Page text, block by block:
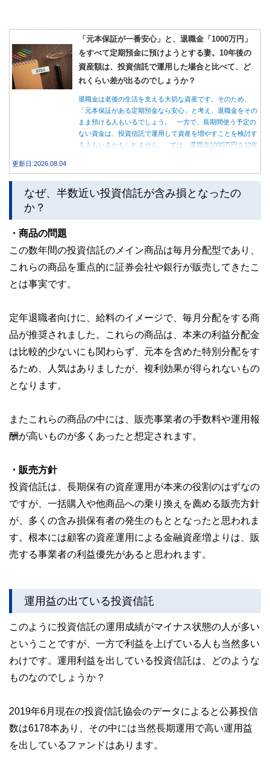
「元本保証が一番安心」と、退職金「1000万円」
をすべて定期預金に預けようとする妻。10年後の
資産額は、投資信託で運用した場合と比べて、ど
れくらい差が出るのでしょうか？
退職金は老後の生活を支える大切な資産です。そのため、
「元本保証がある定期預金なら安心」と考え、退職金をその
まま預ける人もいるでしょう。 一方で、長期間使う予定の
ない資金は、投資信託で運用して資産を増やすことを検討す
る人もいるかもしれません。 では、退職金1000万円を10年
レーションします。
更新日:2026.08.04
なぜ、半数近い投資信託が含み損となったの
か？
・商品の問題
この数年間の投資信託のメイン商品は毎月分配型であり、
これらの商品を重点的に証券会社や銀行が販売してきたこ
とは事実です。
定年退職者向けに、給料のイメージで、毎月分配をする商
品が推奨されました。これらの商品は、本来の利益分配金
は比較的少ないにも関わらず、元本を含めた特別分配をす
るため、人気はありましたが、複利効果が得られないもの
となります。
またこれらの商品の中には、販売事業者の手数料や運用報
酬が高いものが多くあったと想定されます。
・販売方針
投資信託は、長期保有の資産運用が本来の役割のはずなの
ですが、一括購入や他商品への乗り換えを薦める販売方針
が、多くの含み損保有者の発生のもととなったと思われま
す。根本には顧客の資産運用による金融資産増よりは、販
売する事業者の利益優先があると思われます。
運用益の出ている投資信託
このように投資信託の運用成績がマイナス状態の人が多い
ということですが、一方で利益を上げている人も当然多い
わけです。運用利益を出している投資信託は、どのような
ものなのでしょうか？
2019年6月現在の投資信託協会のデータによると公募投信
数は6178本あり、その中には当然長期運用で高い運用益
を出しているファンドはあります。